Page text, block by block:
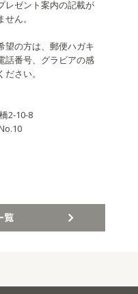
レゼント案内の記載が
ん。
望の方は、郵便ハガキ
話番号、グラビアの感
さい。
2-10-8